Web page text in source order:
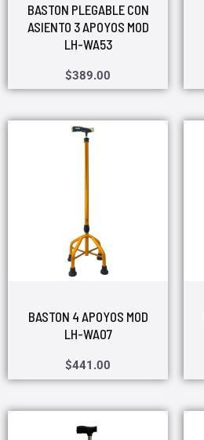
BASTON PLEGABLE CON
ASIENTO 3 APOYOS MOD
LH-WA53
$389.00
BASTON 4 APOYOS MOD
LH-WA07
$441.00